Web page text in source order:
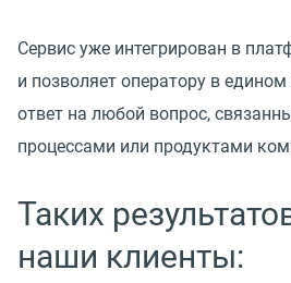
Сервис уже интегрирован в
и позволяет оператору в
ответ на любой вопрос,
процессами или продуктами
Таких
наши клиенты: